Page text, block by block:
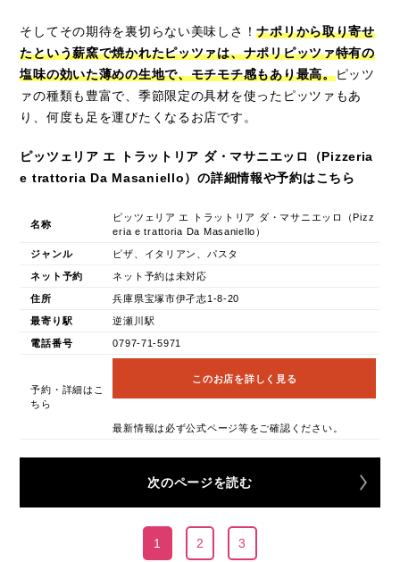
そしてその期待を裏切らない美味しさ！ナポリから取り寄せ
たという薪窯で焼かれたピッツァは、ナポリピッツァ特有の
塩味の効いた薄めの生地で、モチモチ感もあり最高。ピッツ
ァの種類も豊富で、季節限定の具材を使ったピッツァもあ
り、何度も足を運びたくなるお店です。
ピッツェリア エ トラットリア ダ・マサニエッロ（Pizzeria
e trattoria Da Masaniello）の詳細情報や予約はこちら
名称
ピッツェリア エ トラットリア ダ・マサニエッロ（Pizz
eria e trattoria Da Masaniello）
ジャンル ピザ、イタリアン、パスタ
ネット予約 ネット予約は未対応
住所 兵庫県宝塚市伊孑志1-8-20
最寄り駅 逆瀬川駅
電話番号 0797-71-5971
予約・詳細はこ
ちら
このお店を詳しく見る
最新情報は必ず公式ページ等をご確認ください。
次のページを読む
1 2 3